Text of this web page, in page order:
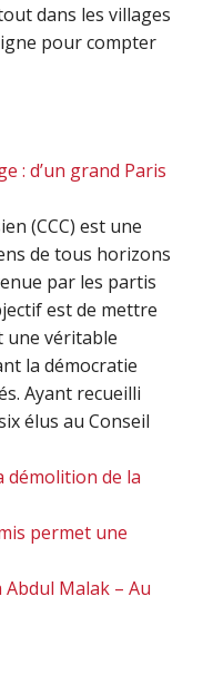
dans les villages
pour compter
: d’un grand Paris
(CCC) est une
de tous horizons
par les partis
est de mettre
une véritable
la démocratie
Ayant recueilli
élus au Conseil
démolition de la
permet une
Malak – Au